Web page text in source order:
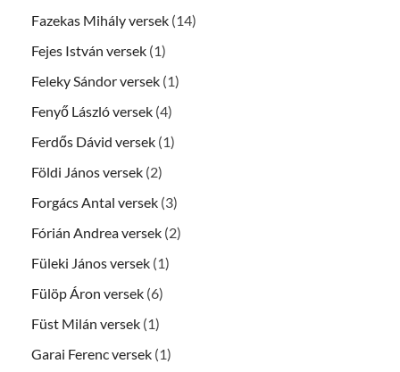
Fazekas Mihály versek (14)
Fejes István versek (1)
Feleky Sándor versek (1)
Fenyő László versek (4)
Ferdős Dávid versek (1)
Földi János versek (2)
Forgács Antal versek (3)
Fórián Andrea versek (2)
Füleki János versek (1)
Fülöp Áron versek (6)
Füst Milán versek (1)
Garai Ferenc versek (1)